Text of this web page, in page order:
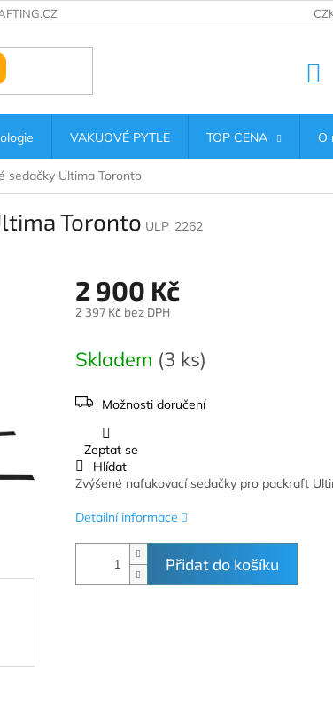
VAKUOVÉ PYTLE TOP CENA O
sedačky Ultima Toronto
Toronto ULP_2262
2 900 Kč
2 397 Kč bez DPH
cena:
Skladem (3 ks)
Možnosti doručení
Přidat do košíku
Zvýšené nafukovací sedačky pro packraft
Detailní informace
Zeptat se
Hlídat